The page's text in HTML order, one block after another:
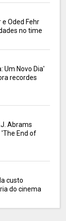
e Oded Fehr
no time
Um Novo Dia'
recordes
Abrams
End of
custo
do cinema